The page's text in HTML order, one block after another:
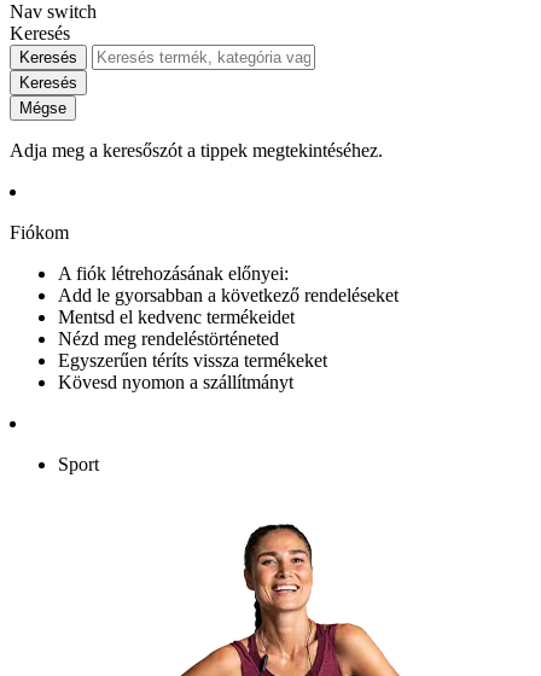
Nav switch
Keresés
Keresés
Keresés
Mégse
Adja meg a keresőszót a tippek megtekintéséhez.
Fiókom
A fiók létrehozásának előnyei:
Add le gyorsabban a következő rendeléseket
Mentsd el kedvenc termékeidet
Nézd meg rendeléstörténeted
Egyszerűen téríts vissza termékeket
Kövesd nyomon a szállítmányt
Sport